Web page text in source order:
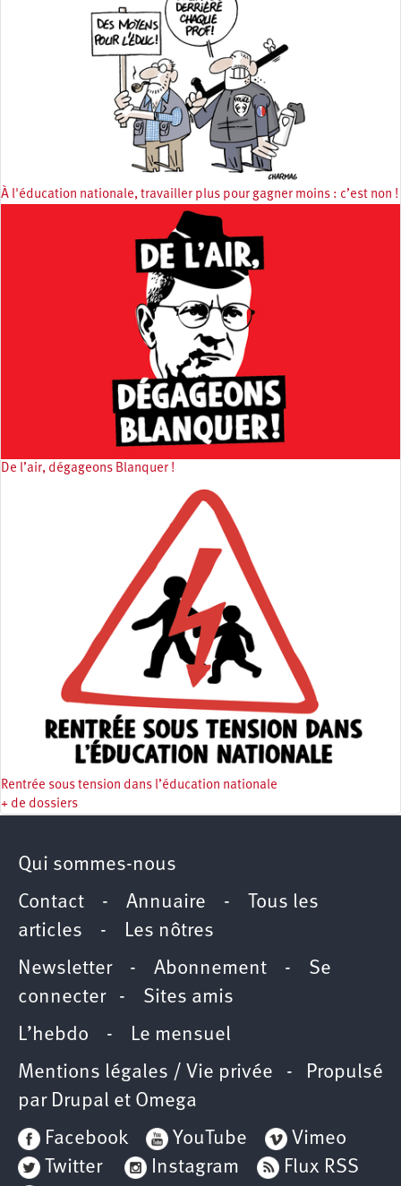
À l'éducation nationale, travailler plus pour gagner moins : c’est non !
De l’air, dégageons Blanquer !
Rentrée sous tension dans l’éducation nationale
+ de dossiers
Qui sommes-nous
Contact - Annuaire -
Tous les
articles - Les nôtres
Newsletter- Abonnement - Se
connecter- Sites amis
L’hebdo - Le mensuel
Mentions légales / Vie privée - Propulsé
par Drupal et Omega
Facebook
YouTube
Vimeo
Twitter
Instagram Flux RSS